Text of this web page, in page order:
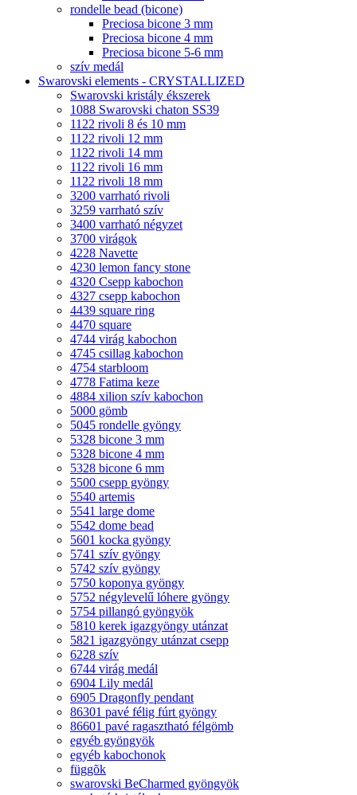
rondelle bead (bicone)
Preciosa bicone 3 mm
Preciosa bicone 4 mm
Preciosa bicone 5-6 mm
szív medál
Swarovski elements - CRYSTALLIZED
Swarovski kristály ékszerek
1088 Swarovski chaton SS39
1122 rivoli 8 és 10 mm
1122 rivoli 12 mm
1122 rivoli 14 mm
1122 rivoli 16 mm
1122 rivoli 18 mm
3200 varrható rivoli
3259 varrható szív
3400 varrható négyzet
3700 virágok
4228 Navette
4230 lemon fancy stone
4320 Csepp kabochon
4327 csepp kabochon
4439 square ring
4470 square
4744 virág kabochon
4745 csillag kabochon
4754 starbloom
4778 Fatima keze
4884 xilion szív kabochon
5000 gömb
5045 rondelle gyöngy
5328 bicone 3 mm
5328 bicone 4 mm
5328 bicone 6 mm
5500 csepp gyöngy
5540 artemis
5541 large dome
5542 dome bead
5601 kocka gyöngy
5741 szív gyöngy
5742 szív gyöngy
5750 koponya gyöngy
5752 négylevelű lóhere gyöngy
5754 pillangó gyöngyök
5810 kerek igazgyöngy utánzat
5821 igazgyöngy utánzat csepp
6228 szív
6744 virág medál
6904 Lily medál
6905 Dragonfly pendant
86301 pavé félig fúrt gyöngy
86601 pavé ragasztható félgömb
egyéb gyöngyök
egyéb kabochonok
függõk
swarovski BeCharmed gyöngyök